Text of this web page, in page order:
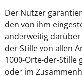
Der Nutzer
den von ihm
anderweitig
der-Stille von allen
1000-Orte-der-Stille
oder im